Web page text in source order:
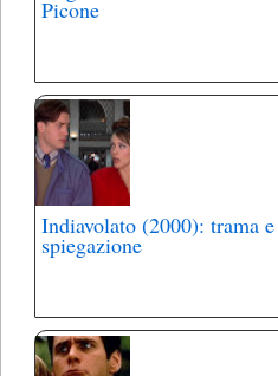
Picone
Indiavolato (2000): trama e
spiegazione